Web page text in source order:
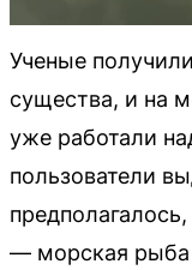
Ученые
существа, и на
уже работали
пользователи
— морская рыба